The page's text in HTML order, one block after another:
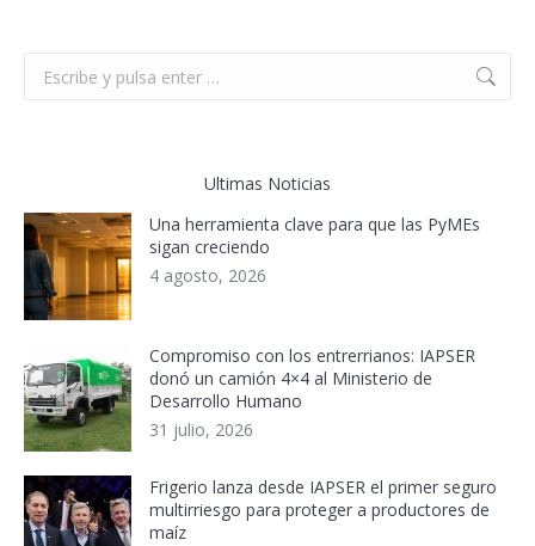
Ultimas Noticias
Una herramienta clave para que las PyMEs
sigan creciendo
4 agosto, 2026
Compromiso con los entrerrianos: IAPSER
donó un camión 4×4 al Ministerio de
Desarrollo Humano
31 julio, 2026
Frigerio lanza desde IAPSER el primer seguro
multirriesgo para proteger a productores de
maíz